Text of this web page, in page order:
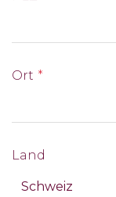
Ort
Land